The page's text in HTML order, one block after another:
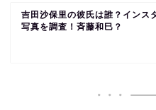
吉田沙保里の彼氏は誰？インス
写真を調査！斉藤和巳？